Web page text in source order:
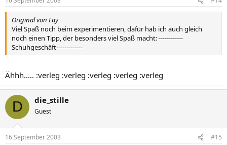
Original von Fay
Viel Spaß noch beim experimentieren, dafür hab ich auch gleich
noch einen Tipp, der besonders viel Spaß macht: ------------
Schuhgeschäft-------------
Ähhh..... :verleg :verleg :verleg :verleg :verleg
D die_stille
Guest
16 September 2003 #15